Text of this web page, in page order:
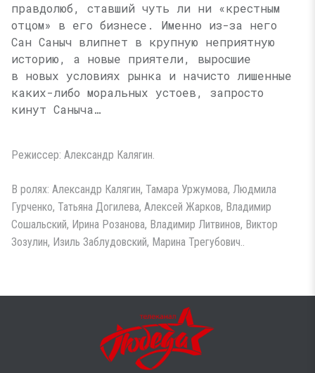
правдолюб, ставший чуть ли ни «крестным
отцом» в его бизнесе. Именно из-за него
Сан Саныч влипнет в крупную неприятную
историю, а новые приятели, выросшие
в новых условиях рынка и начисто лишенные
каких-либо моральных устоев, запросто
кинут Саныча…
Режиссер: Александр Калягин.
В ролях: Александр Калягин, Тамара Уржумова, Людмила
Гурченко, Татьяна Догилева, Алексей Жарков, Владимир
Сошальский, Ирина Розанова, Владимир Литвинов, Виктор
Зозулин, Изиль Заблудовский, Марина Трегубович..